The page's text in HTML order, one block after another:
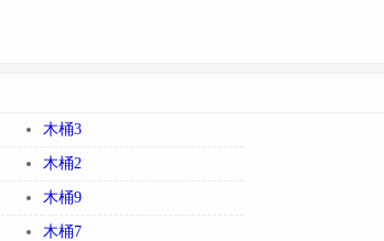
木桶3
木桶2
木桶9
木桶7